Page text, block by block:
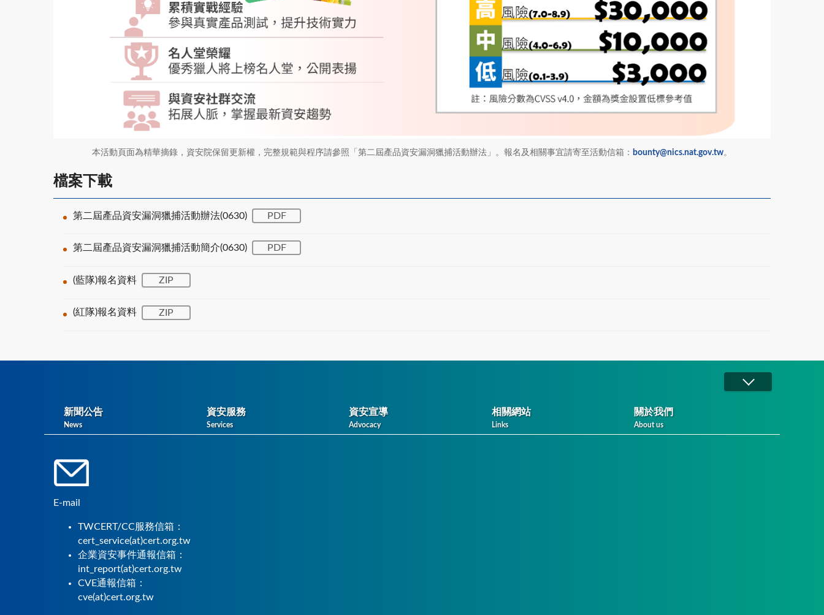
本活動頁面為精華摘錄，資安院保留更新權，完整規範與程序請參照「第二屆產品資安漏洞獵捕活動辦法」。報名及相關事宜請寄至活動信箱： bounty@nics.nat.gov.tw。
檔案下載
第二屆產品資安漏洞獵捕活動辦法(0630) PDF
第二屆產品資安漏洞獵捕活動簡介(0630) PDF
(藍隊)報名資料 ZIP
(紅隊)報名資料 ZIP
新聞公告
News
資安服務
Services
資安宣導
Advocacy
相關網站
Links
關於我們
About us
E-mail
TWCERT/CC服務信箱：
cert_service(at)cert.org.tw
企業資安事件通報信箱：
int_report(at)cert.org.tw
CVE通報信箱：
cve(at)cert.org.tw